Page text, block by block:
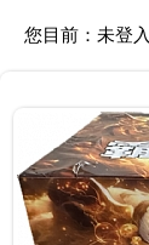
您目前： 未登入